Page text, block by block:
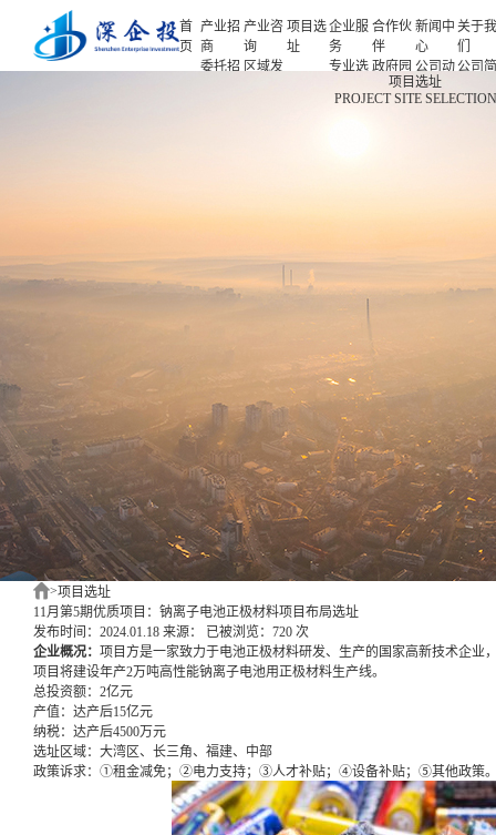
首
页
产业招
商
委托招
产业咨
询
区域发
专题研
究
项目选
址
企业服
务
专业选
项目申
合作伙
伴
政府园
企业客
新闻中
心
公司动
态
产业观
关于
们
公司
人力
新闻中心
项目选址
PROJECT SITE SELECTION
>项目选址
11月第5期优质项目：钠离子电池正极材料项目布局选址
发布时间：2024.01.18 来源：
已被浏览：720 次
企业概况： 项目方是一家致力于电池正极材料研发、生产的国家高新技术企业
项目将建设年产2万吨高性能钠离子电池用正极材料生产线。
总投资额： 2亿元
产值： 达产后15亿元
纳税： 达产后4500万元
选址区域： 大湾区、长三角、福建、中部
政策诉求： ①租金减免；②电力支持；③人才补贴；④设备补贴；⑤其他政策